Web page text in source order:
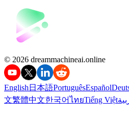
©️ 2026 dreammachineai.online
English 日本語PortuguêsEspañol
文繁體中文한국어ไทยTiếng Việt